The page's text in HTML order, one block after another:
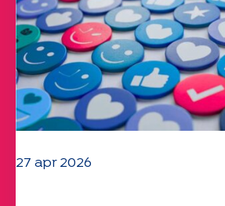
27 apr 2026